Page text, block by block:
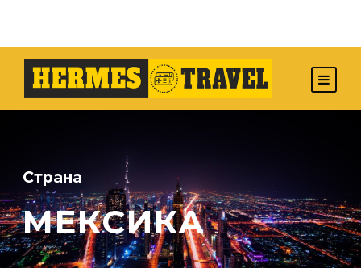
Страна
МЕКСИКА